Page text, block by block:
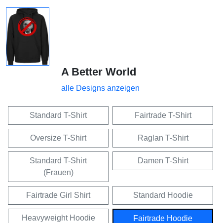
A Better World
alle Designs anzeigen
Standard T-Shirt Fairtrade T-Shirt
Oversize T-Shirt Raglan T-Shirt
Standard T-Shirt
(Frauen)
Damen T-Shirt
Fairtrade Girl Shirt Standard Hoodie
Heavyweight Hoodie Fairtrade Hoodie